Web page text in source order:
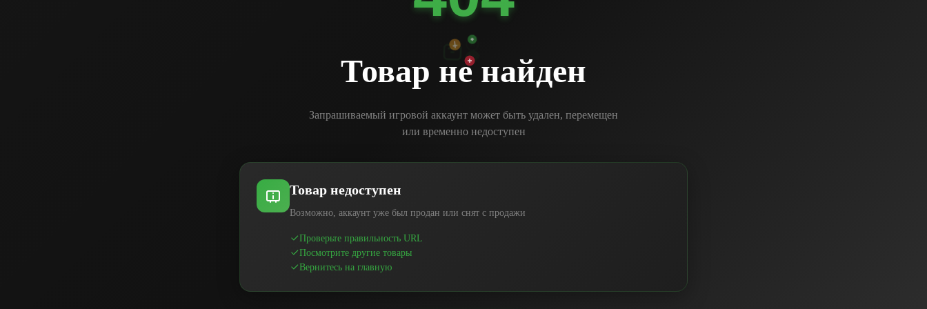
Товар не найден
Запрашиваемый игровой аккаунт может быть удален, перемещен
или временно недоступен
Товар недоступен
Возможно, аккаунт уже был продан или снят с продажи
Проверьте правильность URL
Посмотрите другие товары
Вернитесь на главную